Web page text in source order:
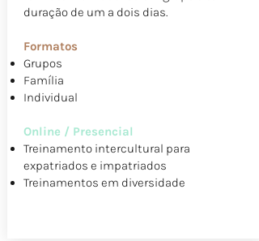
duração de um a dois dias.
Formatos
Grupos
Família
Individual
Online / Presencial
Treinamento intercultural para
expatriados e impatriados
Treinamentos em diversidade